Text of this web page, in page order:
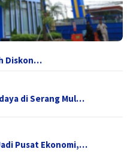
Diskon…
di Serang Mul…
Pusat Ekonomi,…